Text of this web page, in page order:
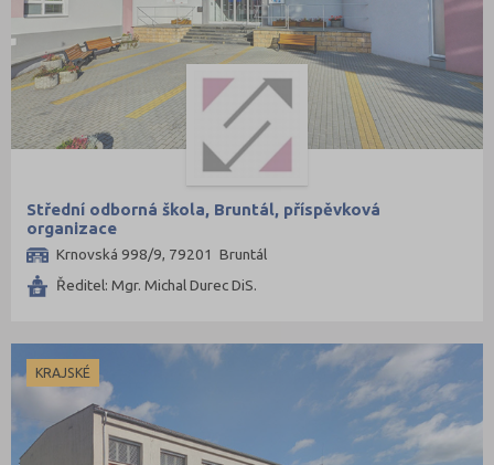
Střední odborná škola, Bruntál, příspěvková
organizace
Krnovská 998/9, 79201 Bruntál
Ředitel: Mgr. Michal Durec DiS.
KRAJSKÉ